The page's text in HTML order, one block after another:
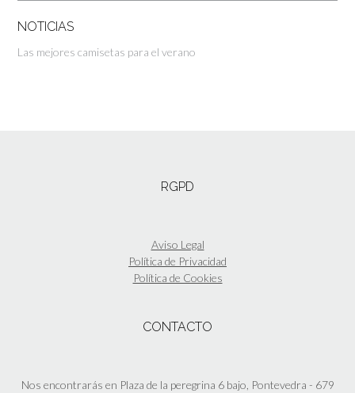
NOTICIAS
Las mejores camisetas para el verano
RGPD
Aviso Legal
Política de Privacidad
Política de Cookies
CONTACTO
Nos encontrarás en Plaza de la peregrina 6 bajo, Pontevedra - 679